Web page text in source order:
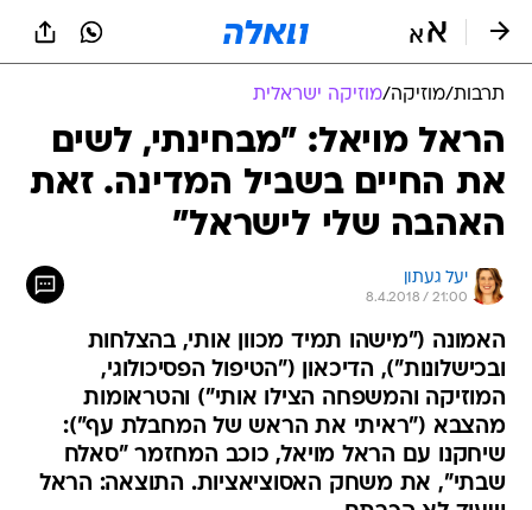
תרבות/מוזיקה/מוזיקה ישראלית
הראל מויאל: "מבחינתי, לשים
את החיים בשביל המדינה. זאת
האהבה שלי לישראל"
יעל געתון
8.4.2018 / 21:00
האמונה ("מישהו תמיד מכוון אותי, בהצלחות
ובכישלונות"), הדיכאון ("הטיפול הפסיכולוגי,
המוזיקה והמשפחה הצילו אותי") והטראומות
מהצבא ("ראיתי את הראש של המחבלת עף"):
שיחקנו עם הראל מויאל, כוכב המחזמר "סאלח
שבתי", את משחק האסוציאציות. התוצאה: הראל